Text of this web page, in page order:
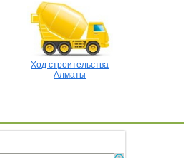
Ход строительства
Алматы